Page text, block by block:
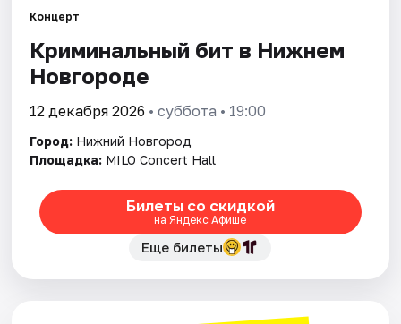
Города
Площадки
Рейтинги
Концерт
Криминальный бит в Нижнем
Новгороде
12 декабря 2026 • суббота • 19:00
Город: Нижний Новгород
Площадка: MILO Concert Hall
Билеты со скидкой
на Яндекс Афише
Еще билеты